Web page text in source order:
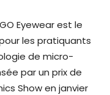
Eyewear est le
les pratiquants
de micro-
par un prix de
Show en janvier